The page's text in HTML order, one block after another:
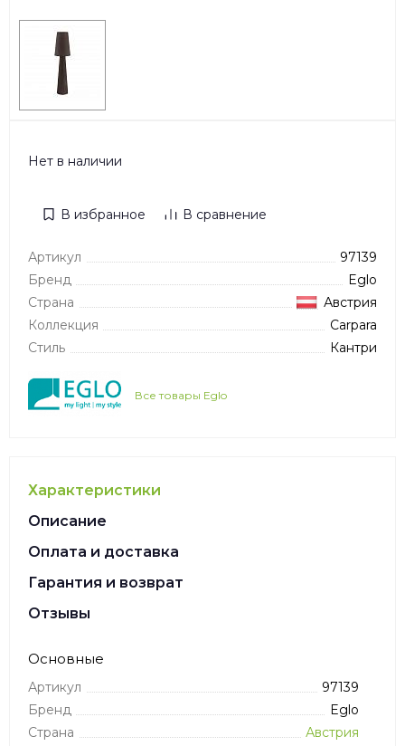
Нет в наличии
В избранное В сравнение
Артикул
97139
Бренд
Eglo
Страна
Австрия
Коллекция
Carpara
Стиль
Кантри
Все товары Eglo
Характеристики
Описание
Оплата и доставка
Гарантия и возврат
Отзывы
Основные
Артикул
97139
Бренд
Eglo
Страна
Австрия